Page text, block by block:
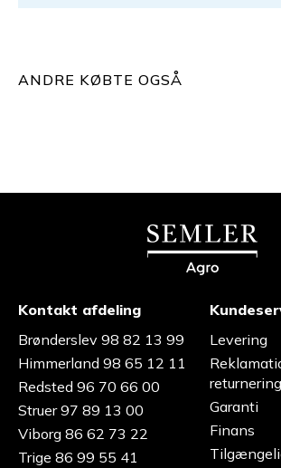
ANDRE KØBTE OGSÅ
Kontakt afdeling
Brønderslev 98 82 13 99
Himmerland 98 65 12 11
Redsted 96 70 66 00
Struer 97 89 13 00
Viborg 86 62 73 22
Trige 86 99 55 41
Levering
returnering
Garanti
Finans